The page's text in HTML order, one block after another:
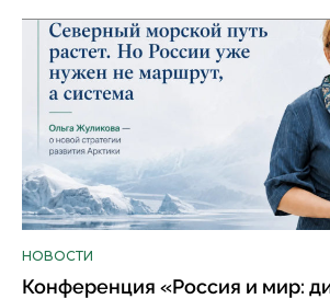
НОВОСТИ
Конференция «Россия и мир: